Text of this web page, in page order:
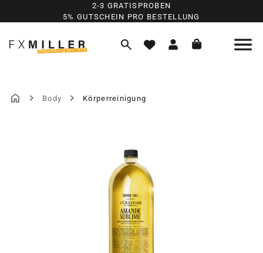
Zum Hauptinhalt springen
2-3 GRATISPROBEN
5% GUTSCHEIN PRO BESTELLUNG
Body Körperreinigung
Bildergalerie überspringen